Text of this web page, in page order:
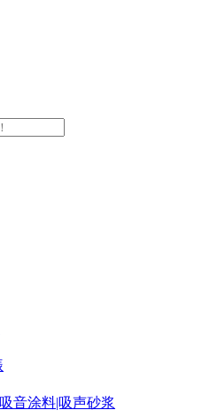
音涂料|吸声砂浆